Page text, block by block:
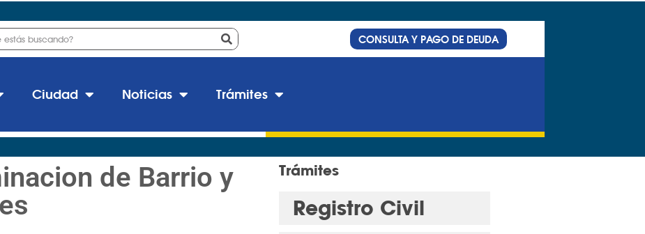
CONSULTA Y PAGO DE DEUDA
Ciudad Noticias Trámites
de Barrio y
Trámites
Registro Civil